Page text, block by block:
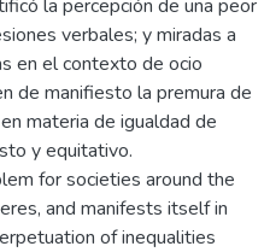
la percepción de una peor
verbales; y miradas a
en el contexto de ocio
de manifiesto la premura de
materia de igualdad de
y equitativo.
for societies around the
and manifests itself in
of inequalities